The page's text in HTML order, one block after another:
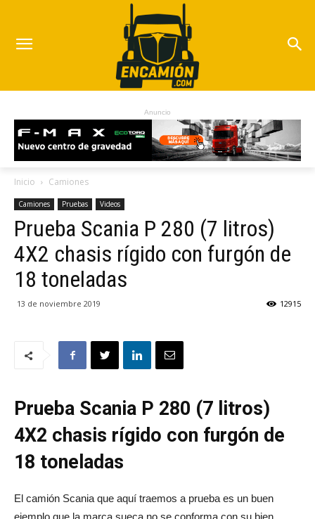
Anuncio
Inicio Camiones
Camiones Pruebas Videos
Prueba Scania P 280 (7 litros)
4X2 chasis rígido con furgón de
18 toneladas
13 de noviembre 2019 12915
Prueba Scania P 280 (7 litros)
4X2 chasis rígido con furgón de
18 toneladas
El camión Scania que aquí traemos a prueba es un buen